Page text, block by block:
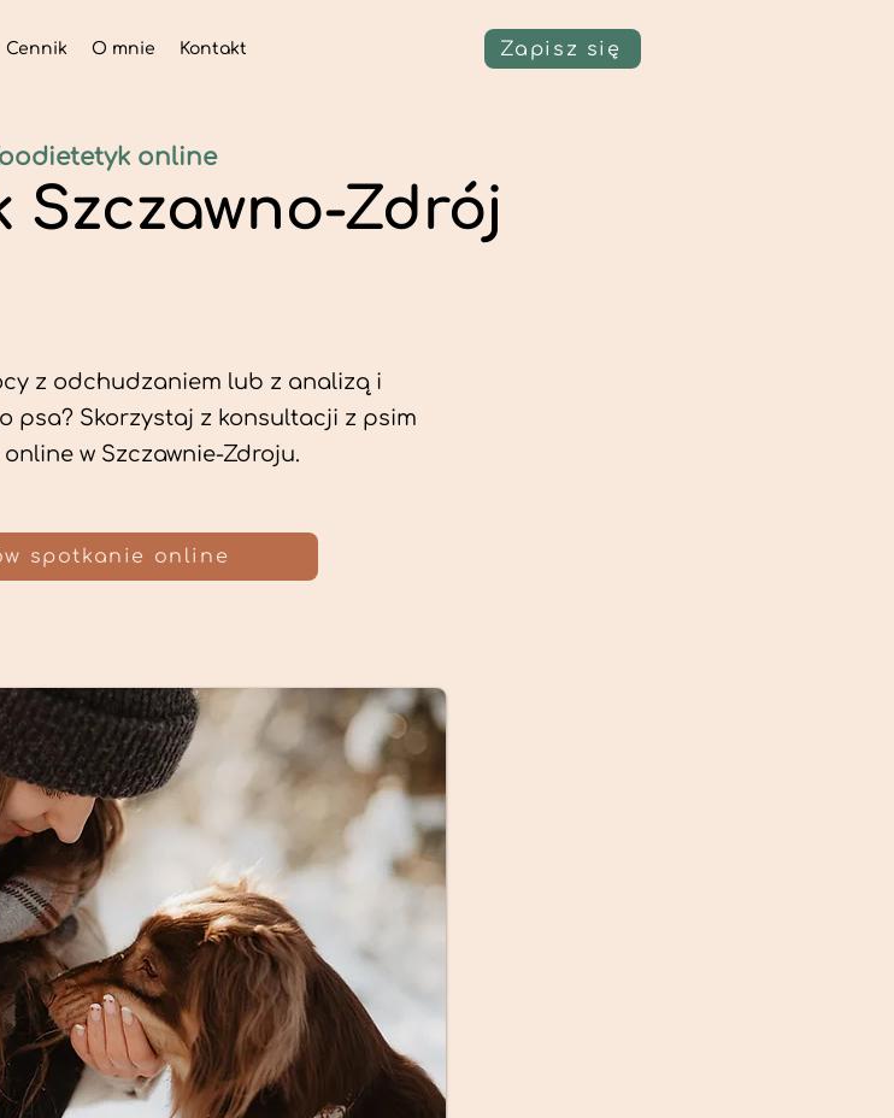
Cennik O mnie Kontakt Zapisz się
Szczawno-Zdrój
z odchudzaniem lub z analizą i
psa? Skorzystaj z konsultacji z psim
w Szczawnie-Zdroju.
online
spotkanie online